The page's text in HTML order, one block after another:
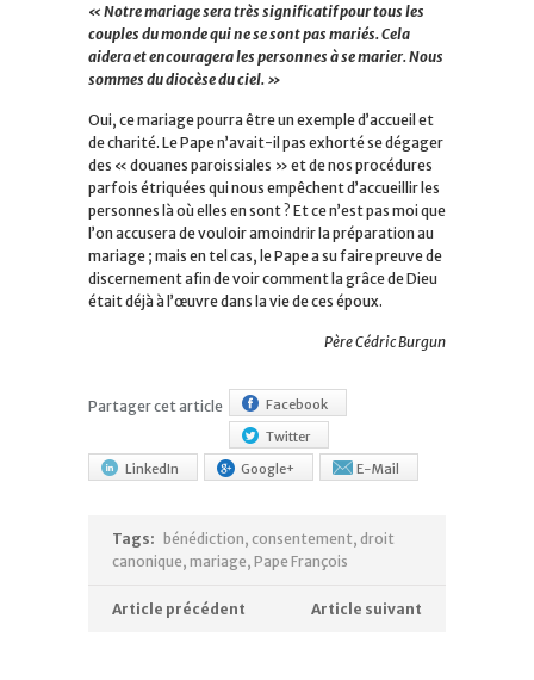
« Notre mariage sera très significatif pour tous les
couples du monde qui ne se sont pas mariés. Cela
aidera et encouragera les personnes à se marier. Nous
sommes du diocèse du ciel. »
Oui, ce mariage pourra être un exemple d’accueil et
de charité. Le Pape n’avait-il pas exhorté se dégager
des « douanes paroissiales » et de nos procédures
parfois étriquées qui nous empêchent d’accueillir les
personnes là où elles en sont ? Et ce n’est pas moi que
l’on accusera de vouloir amoindrir la préparation au
mariage ; mais en tel cas, le Pape a su faire preuve de
discernement afin de voir comment la grâce de Dieu
était déjà à l’œuvre dans la vie de ces époux.
Père Cédric Burgun
Partager cet article
Facebook
Twitter
LinkedIn
Google+ E-Mail
Tags: bénédiction, consentement, droit
canonique, mariage, Pape François
Article précédent Article suivant